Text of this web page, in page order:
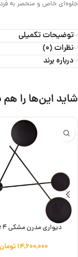
جلوه‌ای خاص و منحصر به
توضیحات تکمیلی
نظرات (0)
درباره برند
شاید این‌ها را
دیواری مدرن مشکی Lride 4
۱۴,۶۰۰,۰۰۰ تومان